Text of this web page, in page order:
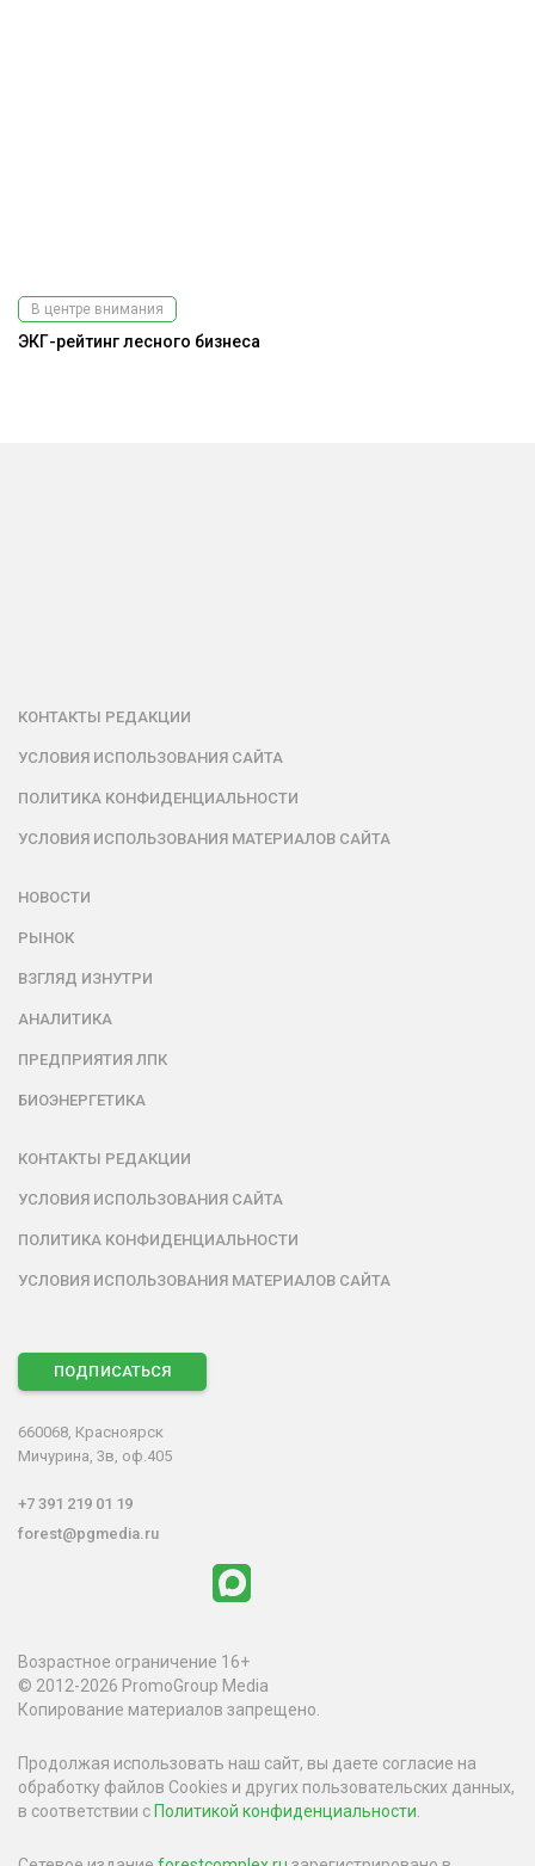
В центре внимания
ЭКГ-рейтинг лесного бизнеса
КОНТАКТЫ РЕДАКЦИИ
УСЛОВИЯ ИСПОЛЬЗОВАНИЯ САЙТА
ПОЛИТИКА КОНФИДЕНЦИАЛЬНОСТИ
УСЛОВИЯ ИСПОЛЬЗОВАНИЯ МАТЕРИАЛОВ САЙТА
НОВОСТИ
РЫНОК
ВЗГЛЯД ИЗНУТРИ
АНАЛИТИКА
ПРЕДПРИЯТИЯ ЛПК
БИОЭНЕРГЕТИКА
КОНТАКТЫ РЕДАКЦИИ
УСЛОВИЯ ИСПОЛЬЗОВАНИЯ САЙТА
ПОЛИТИКА КОНФИДЕНЦИАЛЬНОСТИ
УСЛОВИЯ ИСПОЛЬЗОВАНИЯ МАТЕРИАЛОВ САЙТА
ПОДПИСАТЬСЯ
660068, Красноярск
Мичурина, 3в, оф.405
+7 391 219 01 19
forest@pgmedia.ru
Возрастное ограничение 16+
© 2012-2026 PromoGroup Media
Копирование материалов запрещено.
Продолжая использовать наш сайт, вы даете согласие на
обработку файлов Cookies и других пользовательских данных,
в соответствии с Политикой конфиденциальности.